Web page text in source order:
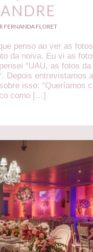
FERNANDA FLORET
penso ao ver as
da noiva. Eu vi as
“UAU, as fotos da
Depois entrevistamos
isso: “Queríamos
como […]